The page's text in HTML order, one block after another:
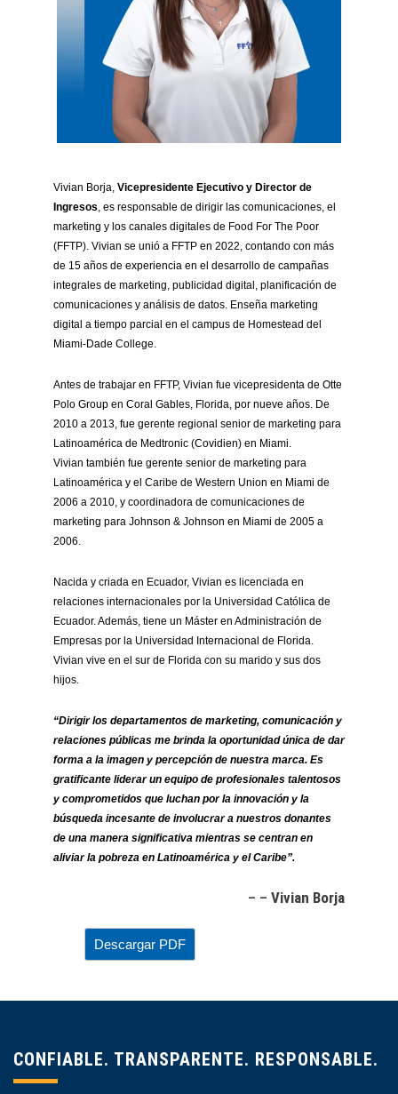
Vivian Borja, Vicepresidente Ejecutivo y Director de
Ingresos, es responsable de dirigir las comunicaciones, el
marketing y los canales digitales de Food For The Poor
(FFTP). Vivian se unió a FFTP en 2022, contando con más
de 15 años de experiencia en el desarrollo de campañas
integrales de marketing, publicidad digital, planificación de
comunicaciones y análisis de datos. Enseña marketing
digital a tiempo parcial en el campus de Homestead del
Miami-Dade College.
Antes de trabajar en FFTP, Vivian fue vicepresidenta de Otte
Polo Group en Coral Gables, Florida, por nueve años. De
2010 a 2013, fue gerente regional senior de marketing para
Latinoamérica de Medtronic (Covidien) en Miami.
Vivian también fue gerente senior de marketing para
Latinoamérica y el Caribe de Western Union en Miami de
2006 a 2010, y coordinadora de comunicaciones de
marketing para Johnson & Johnson en Miami de 2005 a
2006.
Nacida y criada en Ecuador, Vivian es licenciada en
relaciones internacionales por la Universidad Católica de
Ecuador. Además, tiene un Máster en Administración de
Empresas por la Universidad Internacional de Florida.
Vivian vive en el sur de Florida con su marido y sus dos
hijos.
“Dirigir los departamentos de marketing, comunicación y
relaciones públicas me brinda la oportunidad única de dar
forma a la imagen y percepción de nuestra marca. Es
gratificante liderar un equipo de profesionales talentosos
y comprometidos que luchan por la innovación y la
búsqueda incesante de involucrar a nuestros donantes
de una manera significativa mientras se centran en
aliviar la pobreza en Latinoamérica y el Caribe”.
– – Vivian Borja
CONFIABLE. TRANSPARENTE. RESPONSABLE.